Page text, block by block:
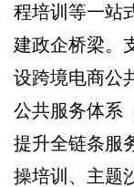
程培训等一站
建政企桥梁。
设跨境电商公
公共服务体系
提升全链条服
操培训、主题